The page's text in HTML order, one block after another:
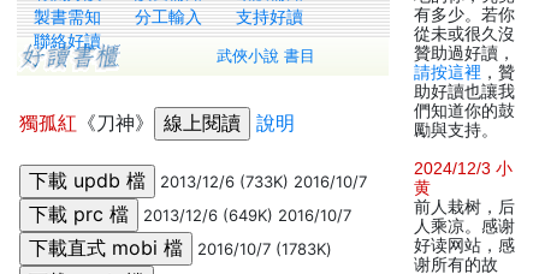
製書需知
分工輸入
支持好讀
聯絡好讀
武俠小說 書目
獨孤紅 《刀神》 說明
2013/12/6 (733K) 2016/10/7
2013/12/6 (649K) 2016/10/7
2016/10/7 (1783K)
有多少。若你
從未或很久沒
贊助過好讀，
請按這裡 ，贊
助好讀也讓我
們知道你的鼓
勵與支持。
2024/12/3 小
黄
前人栽树，后
人乘凉。感谢
好读网站，感
谢所有的故